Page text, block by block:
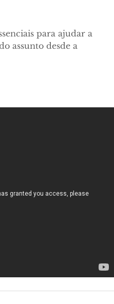
para ajudar a
assunto desde a